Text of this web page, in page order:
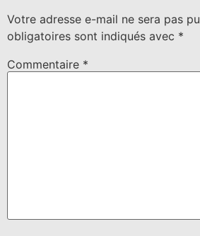
Votre adresse e-mail ne sera pas
obligatoires sont indiqués avec *
Commentaire *